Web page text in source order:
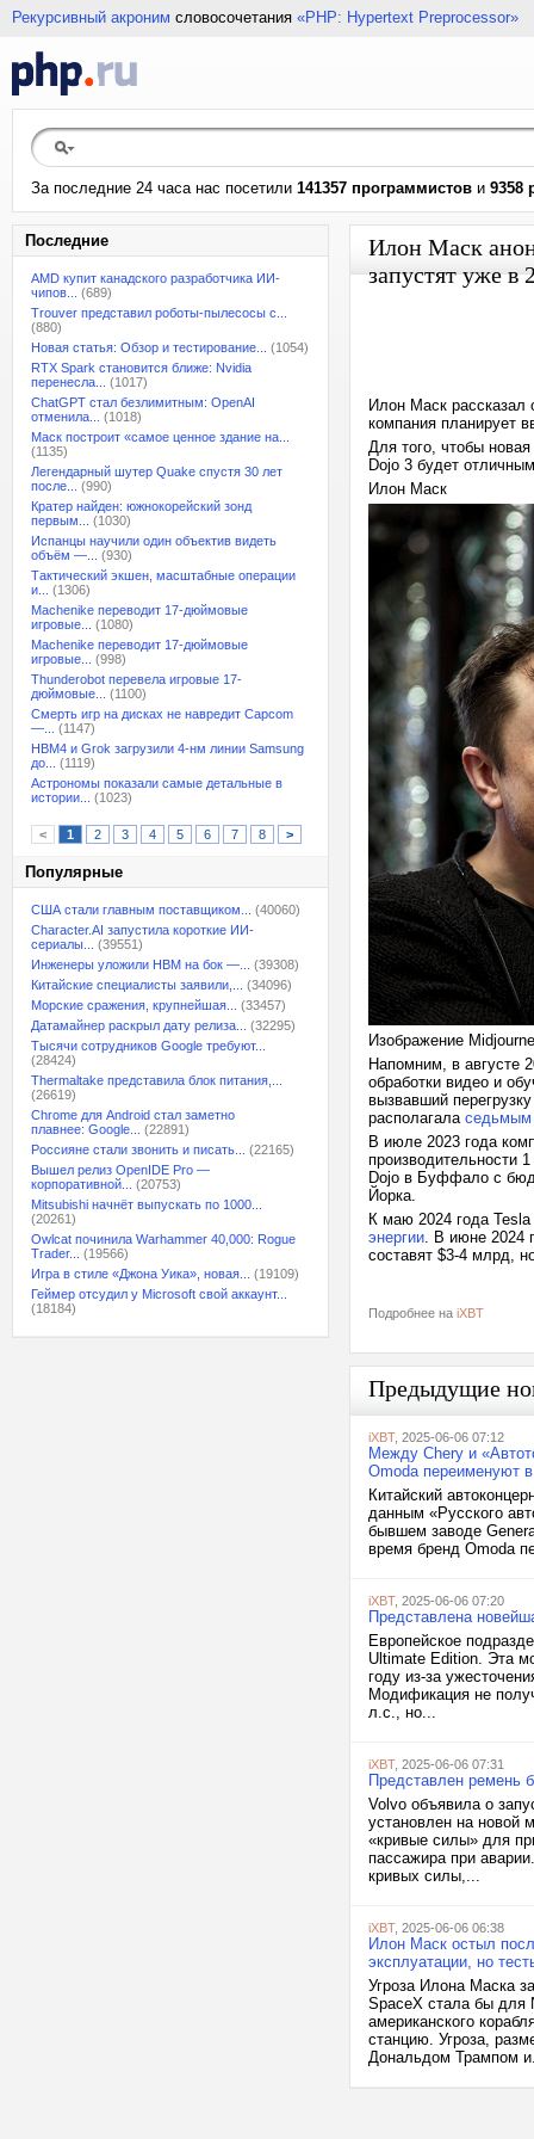
Рекурсивный акроним словосочетания «PHP: Hypertext Preprocessor»
За последние 24 часа нас посетили 141357 программистов и 9358
Последние
AMD купит канадского разработчика ИИ-
чипов...
(689)
Trouver представил роботы-пылесосы с...
(880)
Новая статья: Обзор и тестирование...
(1054)
RTX Spark становится ближе: Nvidia
перенесла...
(1017)
ChatGPT стал безлимитным: OpenAI
отменила...
(1018)
Маск построит «самое ценное здание на...
(1135)
Легендарный шутер Quake спустя 30 лет
после...
(990)
Кратер найден: южнокорейский зонд
первым...
(1030)
Испанцы научили один объектив видеть
объём —...
(930)
Тактический экшен, масштабные операции
и...
(1306)
Machenike переводит 17-дюймовые
игровые...
(1080)
Machenike переводит 17-дюймовые
игровые...
(998)
Thunderobot перевела игровые 17-
дюймовые...
(1100)
Смерть игр на дисках не навредит Capcom
—...
(1147)
HBM4 и Grok загрузили 4-нм линии Samsung
до...
(1119)
Астрономы показали самые детальные в
истории...
(1023)
< 1 2 3 4 5 6 7 8 >
Популярные
США стали главным поставщиком...
(40060)
Character.AI запустила короткие ИИ-
сериалы...
(39551)
Инженеры уложили HBM на бок —...
(39308)
Китайские специалисты заявили,...
(34096)
Морские сражения, крупнейшая...
(33457)
Датамайнер раскрыл дату релиза...
(32295)
Тысячи сотрудников Google требуют...
(28424)
Thermaltake представила блок питания,...
(26619)
Chrome для Android стал заметно
плавнее: Google...
(22891)
Россияне стали звонить и писать...
(22165)
Вышел релиз OpenIDE Pro —
корпоративной...
(20753)
Mitsubishi начнёт выпускать по 1000...
(20261)
Owlcat починила Warhammer 40,000: Rogue
Trader...
(19566)
Игра в стиле «Джона Уика», новая...
(19109)
Геймер отсудил у Microsoft свой аккаунт...
(18184)
Илон Маск
запустят уже в
Илон Маск рассказал
компания планирует
Для того, чтобы
Dojo 3 будет
Илон Маск
Изображение
Напомним, в августе
обработки видео и
вызвавший
располагала седьмым
В июле 2023 года
производительности
Dojo в Буффало с
Йорка.
К маю 2024 года
энергии. В июне 2024
составят $3-4 млрд,
Подробнее на iXBT
Предыдущие
iXBT, 2025-06-06 07:12
Между Chery и
Omoda переименуют
Китайский
данным «Русского
бывшем заводе
время бренд Omoda
iXBT, 2025-06-06 07:20
Представлена
Европейское
Ultimate Edition. Эта
году из-за
Модификация не
л.с., но...
iXBT, 2025-06-06 07:31
Представлен ремень
Volvo объявила о
установлен на новой
«кривые силы» для
пассажира при
кривых силы,...
iXBT, 2025-06-06 06:38
Илон Маск остыл
эксплуатации, но
Угроза Илона Маска
SpaceX стала бы для
американского
станцию. Угроза,
Дональдом Трампом